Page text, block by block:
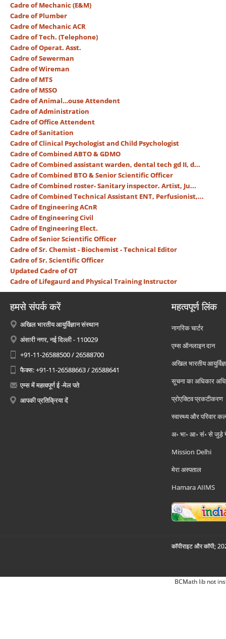
Cadre of Mechanic (E&M)
Cadre of Plumber
Cadre of Mechanic ACR
Cadre of Tech. (Telephone)
Cadre of Operat. Asst.
Cadre of Sewerman
Cadre of Wireman
Cadre of MTS
Cadre of MSSO
Cadre of Animal…ouse Attendent
Cadre of Administration
Cadre of Office Attendent
Cadre of Sanitation
Cadre of Clinical Psychologist and Child Psychologist
Cadre of Combined ABTO & GDMO
Cadre of Combined assistant warden, dental tech gd II, d...
Cadre of Combined BTO & Senior Scientific Officer
Cadre of Combined roster- Sanitary inspector. Artist, Ju...
Cadre of Combined Technical Assistant ENT, Perfusionist,...
Cadre of Engineering ACnR
Cadre of Engineering Civil
Cadre of Engineering Elect.
Cadre of Senior Scientific Officer
Cadre of Sr. Chemist - Biochemist - Technical Editor
Cadre of Sr. Scientific Officer
Updated Cadre of OT
Cadre of Lifegaurd and Physical Training Instructor
हमसे संपर्क करें
अखिल भारतीय आयुर्विज्ञान संस्थान
अंसारी नगर, नई दिल्ली - 110029
+91-11-26588500 / 26588700
फैक्स: +91-11-26588663 / 26588641
एम्स में महत्वपूर्ण ई -मेल पते
आपकी प्रतिक्रिया दें
महत्वपूर्ण लिंक
नागरिक चार्टर
एम्स ऑनलाइन दान
अखिल भारतीय
सूचना का अधिकार
प्रोएक्टिव प्रकटीकरण
स्वास्थ्य और परिवार
अ॰ भा॰ आ॰ सं॰ से जुड़े
Mission Delhi
मेरा अस्पताल
Hamara AIIMS
कॉपीराइट और कॉपी;
BCMath lib not